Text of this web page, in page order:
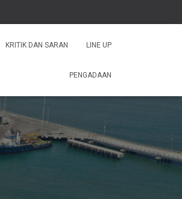
KRITIK DAN SARAN LINE UP
PENGADAAN